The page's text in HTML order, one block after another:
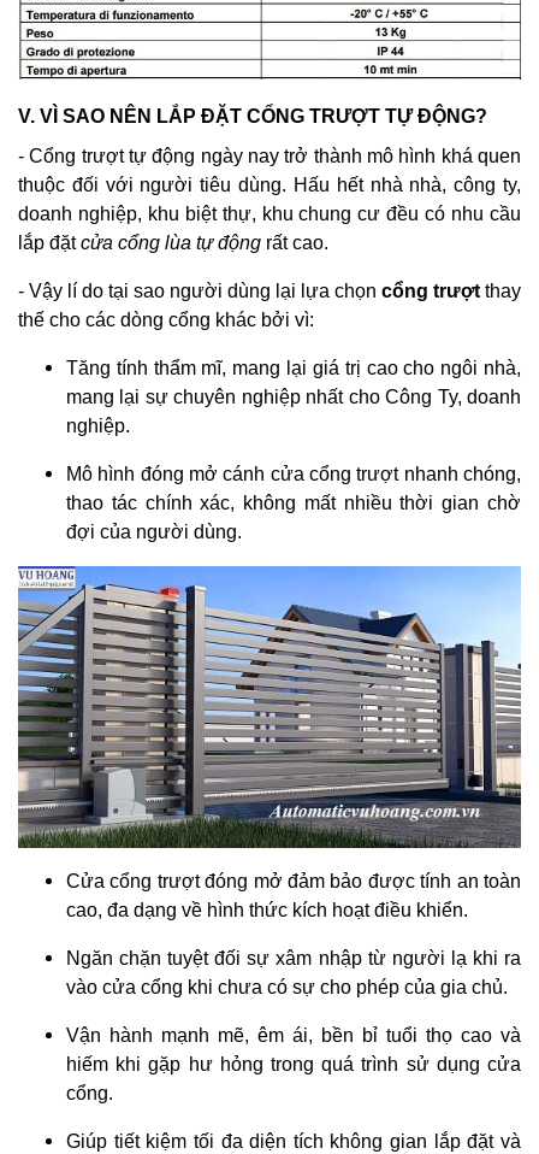
V. VÌ SAO NÊN LẮP ĐẶT CỔNG TRƯỢT TỰ ĐỘNG?
- Cổng trượt tự động ngày nay trở thành mô hình khá quen
thuộc đối với người tiêu dùng. Hấu hết nhà nhà, công ty,
doanh nghiệp, khu biệt thự, khu chung cư đều có nhu cầu
lắp đặtcửa cổng lùa tự động rất cao.
- Vậy lí do tại sao người dùng lại lựa chọn cổng trượt thay
thế cho các dòng cổng khác bởi vì:
Tăng tính thẩm mĩ, mang lại giá trị cao cho ngôi nhà,
mang lại sự chuyên nghiệp nhất cho Công Ty, doanh
nghiệp.
Mô hình đóng mở cánh cửa cổng trượt nhanh chóng,
thao tác chính xác, không mất nhiều thời gian chờ
đợi của người dùng.
Cửa cổng trượt đóng mở đảm bảo được tính an toàn
cao, đa dạng về hình thức kích hoạt điều khiển.
Ngăn chặn tuyệt đối sự xâm nhập từ người lạ khi ra
vào cửa cổng khi chưa có sự cho phép của gia chủ.
Vận hành mạnh mẽ, êm ái, bền bỉ tuổi thọ cao và
hiếm khi gặp hư hỏng trong quá trình sử dụng cửa
cổng.
Giúp tiết kiệm tối đa diện tích không gian lắp đặt và